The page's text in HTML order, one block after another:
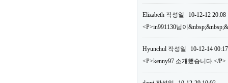
Elizabeth 작성일
10-12-12 20:08
<P>in991130님이
Hyunchul 작성일
10-12-14 00:17
<P>kenny97 소개했습니다.</P>